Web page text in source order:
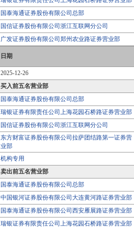
国泰海通证券股份有限公司总部
国信证券股份有限公司浙江互联网分公司
广发证券股份有限公司郑州农业路证券营业部
日期
2025-12-26
买入前五名营业部
国泰海通证券股份有限公司总部
瑞银证券有限责任公司上海花园石桥路证券营业部
国信证券股份有限公司浙江互联网分公司
东方财富证券股份有限公司拉萨团结路第一证券营
业部
机构专用
卖出前五名营业部
国泰海通证券股份有限公司总部
中国银河证券股份有限公司大连黄河路证券营业部
国泰海通证券股份有限公司西安雁展路证券营业部
瑞银证券有限责任公司上海花园石桥路证券营业部